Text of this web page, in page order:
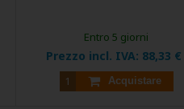
Prezzo incl. IVA: 88,33 €
Acquistare
Entro 5 giorni